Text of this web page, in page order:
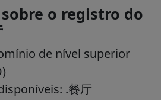
o registro do
de nível superior
.餐厅